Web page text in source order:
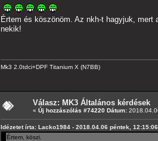
Értem és köszönöm. Az nkh-t hagyjuk,
nekik!
Mk3 2.0tdci+DPF Titanium X (N7BB)
Válasz: MK3 Általános kérdések
« Új hozzászólás #74220 Dátum:
Idézetet írta: Lacko1984 - 2018.04.06 péntek, 12:15:06
Értem, köszi.